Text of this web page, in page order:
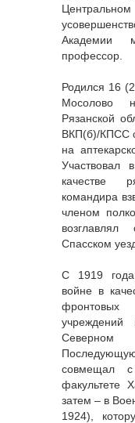
Академии
профессор.
Родился 16
Мосолово
Рязанской
ВКП(б)/КПСС
на
Участвовал
качестве
командира
членом
Спасском
С 1919 года
войне в
совмещал
факультете
затем – в
1924),